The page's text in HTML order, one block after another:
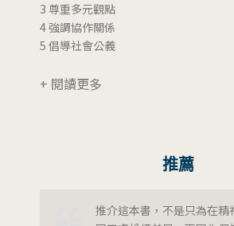
3 尊重多元觀點
4 強調協作關係
5 倡導社會公義
+ 閱讀更多
推薦
推介這本書，不是只為在精